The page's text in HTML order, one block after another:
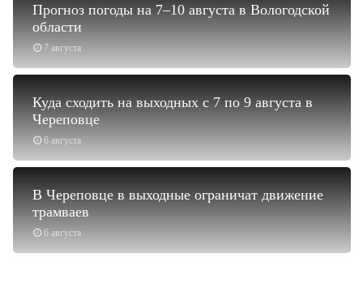
7 августа
Прогноз погоды на 7–10 августа в Вологодской
области
6 августа
Куда сходить на выходных с 7 по 9 августа в
Череповце
6 августа
В Череповце в выходные ограничат движение
трамваев